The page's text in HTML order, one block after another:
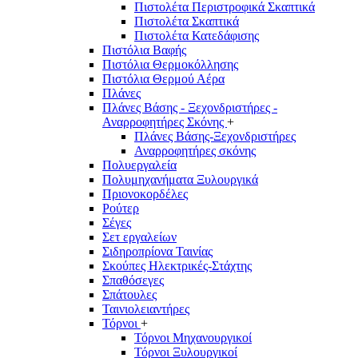
Πιστολέτα Περιστροφικά Σκαπτικά
Πιστολέτα Σκαπτικά
Πιστολέτα Κατεδάφισης
Πιστόλια Βαφής
Πιστόλια Θερμοκόλλησης
Πιστόλια Θερμού Αέρα
Πλάνες
Πλάνες Βάσης - Ξεχονδριστήρες -
Αναρροφητήρες Σκόνης +
Πλάνες Βάσης-Ξεχονδριστήρες
Αναρροφητήρες σκόνης
Πολυεργαλεία
Πολυμηχανήματα Ξυλουργικά
Πριονοκορδέλες
Ρούτερ
Σέγες
Σετ εργαλείων
Σιδηροπρίονα Ταινίας
Σκούπες Ηλεκτρικές-Στάχτης
Σπαθόσεγες
Σπάτουλες
Ταινιολειαντήρες
Τόρνοι +
Τόρνοι Μηχανουργικοί
Τόρνοι Ξυλουργικοί